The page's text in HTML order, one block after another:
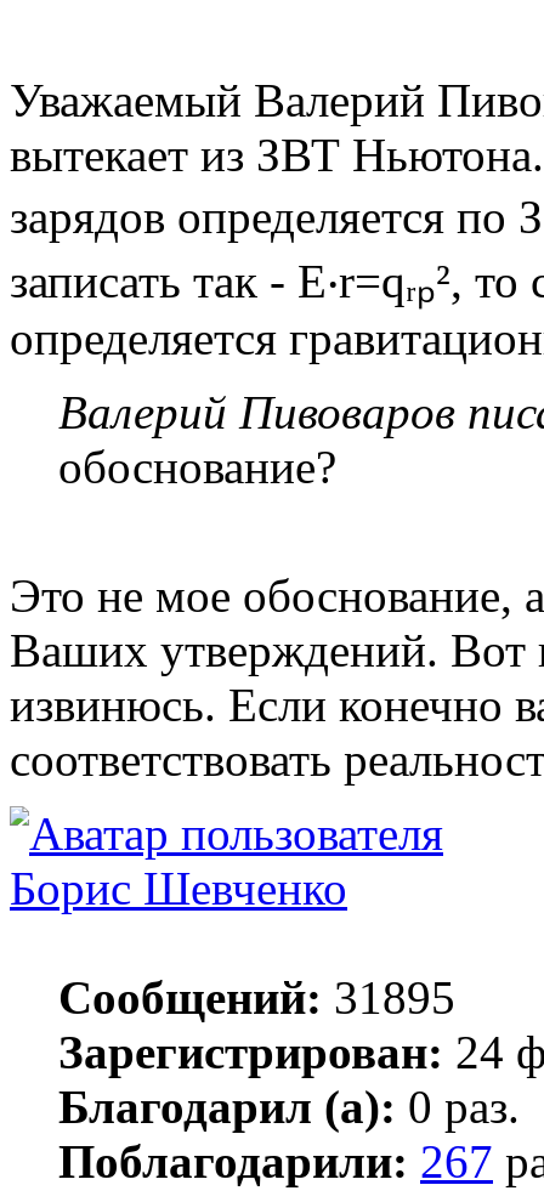
Уважаемый Валерий
вытекает из ЗВТ
зарядов определяется по
записать так - E‧r=qᵣₚ²,
определяется
Валерий Пивоваров
обоснование?
Это не мое обоснование,
Ваших утверждений. Вот
извинюсь. Если конечно
соответствовать
Борис Шевченко
Сообщений: 31895
Зарегистрирован: 24
Благодарил (а): 0 раз.
Поблагодарили: 267